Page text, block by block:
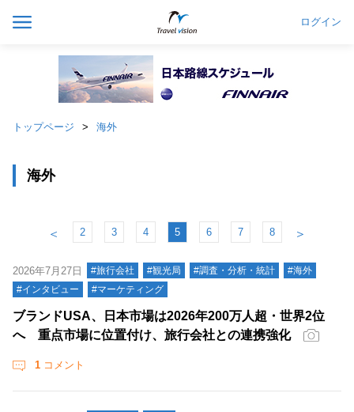
ログイン
トップページ 海外
海外
＜ 2 3 4 5 6 7 8 ＞
2026年7月27日 #旅行会社 #観光局 #調査・分析・統計
#海外
#インタビュー
#マーケティング
ブランドUSA、日本市場は2026年200万人超・世界2位
へ 重点市場に位置付け、旅行会社との連携強化
1 コメント